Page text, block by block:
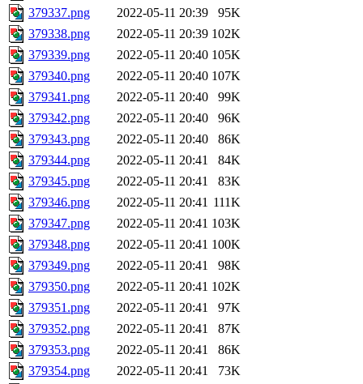
379337.png
2022-05-11 20:39
95K
379338.png
2022-05-11 20:39 102K
379339.png
2022-05-11 20:40 105K
379340.png
2022-05-11 20:40 107K
379341.png
2022-05-11 20:40
99K
379342.png
2022-05-11 20:40
96K
379343.png
2022-05-11 20:40
86K
379344.png
2022-05-11 20:41
84K
379345.png
2022-05-11 20:41
83K
379346.png
2022-05-11 20:41 111K
379347.png
2022-05-11 20:41 103K
379348.png
2022-05-11 20:41 100K
379349.png
2022-05-11 20:41
98K
379350.png
2022-05-11 20:41 102K
379351.png
2022-05-11 20:41
97K
379352.png
2022-05-11 20:41
87K
379353.png
2022-05-11 20:41
86K
379354.png
2022-05-11 20:41 73K